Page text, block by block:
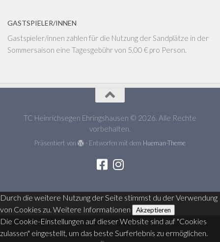
GASTSPIELER/INNEN
Gastspieler/innen zahlen für die Nutzung der Sandplätze in der
Sommersaison eine Tagesgebühr von 5,00 € pro Person.
TC Heinrichsegen Ehringshausen © 2026. Alle Rechte
vorbehalten.
Präsentiert von - Entworfen mit dem Hueman-Theme
Durch die weitere Nutzung der Seite stimmst du der Verwendung
von Cookies zu. Weitere Informationen Akzeptieren
Die Cookie-Einstellungen auf dieser Website sind auf "Cookies
zulassen" eingestellt, um das beste Surferlebnis zu ermöglichen.